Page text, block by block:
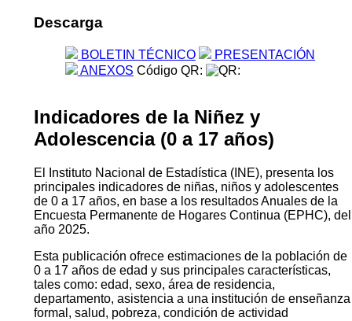
Descarga
BOLETIN TÉCNICO
PRESENTACIÓN
ANEXOS Código QR:
Indicadores de la Niñez y
Adolescencia (0 a 17 años)
El Instituto Nacional de Estadística (INE), presenta los
principales indicadores de niñas, niños y adolescentes
de 0 a 17 años, en base a los resultados Anuales de la
Encuesta Permanente de Hogares Continua (EPHC), del
año 2025.
Esta publicación ofrece estimaciones de la población de
0 a 17 años de edad y sus principales características,
tales como: edad, sexo, área de residencia,
departamento, asistencia a una institución de enseñanza
formal, salud, pobreza, condición de actividad